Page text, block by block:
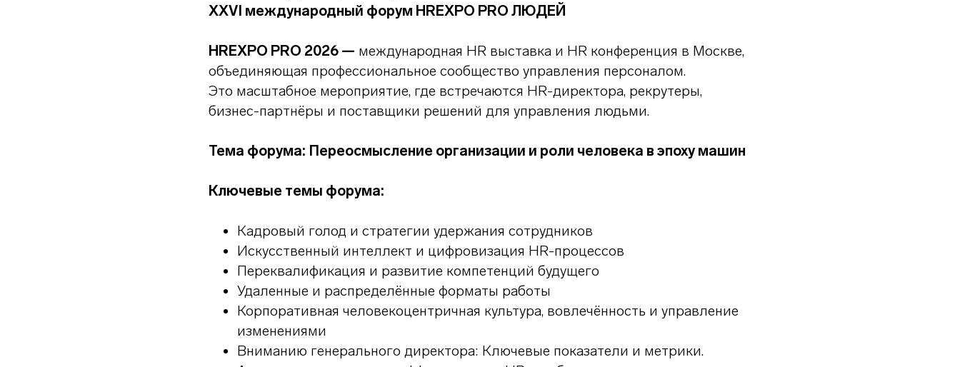
XXVI международный форум HREXPO PRO ЛЮДЕЙ
HREXPO PRO 2026 — международная HR выставка и HR конференция в Москве,
объединяющая профессиональное сообщество управления персоналом.
Это масштабное мероприятие, где встречаются HR-директора, рекрутеры,
бизнес-партнёры и поставщики решений для управления людьми.
Тема форума: Переосмысление организации и роли человека в эпоху машин
Ключевые темы форума:
Кадровый голод и стратегии удержания сотрудников
Искусственный интеллект и цифровизация HR-процессов
Переквалификация и развитие компетенций будущего
Удаленные и распределённые форматы работы
Корпоративная человекоцентричная культура, вовлечённость и управление
изменениями
Вниманию генерального директора: Ключевые показатели и метрики.